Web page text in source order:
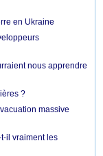
en Ukraine
nous apprendre
?
massive
il vraiment les